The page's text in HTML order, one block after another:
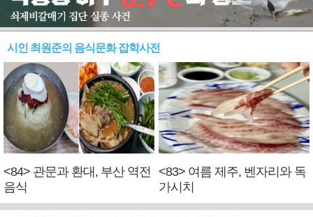
시인 최원준의 음식문화 잡학사전
<84> 관문과 환대, 부산 역전
음식
<83> 여름 제주, 벤자리와 독
가시치